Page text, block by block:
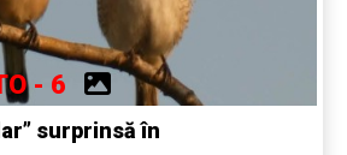
- 6
surprinsă în